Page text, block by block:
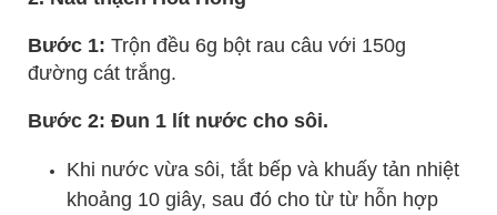
Bước 1: Trộn đều 6g bột rau câu với 150g
đường cát trắng.
Bước 2: Đun 1 lít nước cho sôi.
Khi nước vừa sôi, tắt bếp và khuấy tản nhiệt
khoảng 10 giây, sau đó cho từ từ hỗn hợp